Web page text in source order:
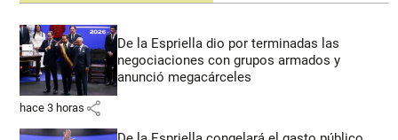
De la Espriella dio por terminadas las
negociaciones con grupos armados y
anunció megacárceles
hace 3 horas share